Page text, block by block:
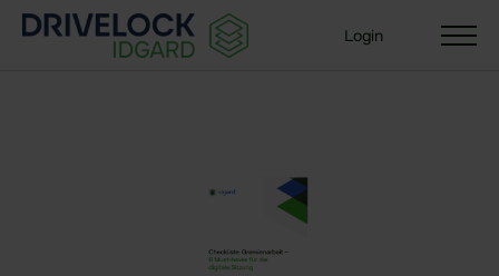
Login
Enterprise + KMU